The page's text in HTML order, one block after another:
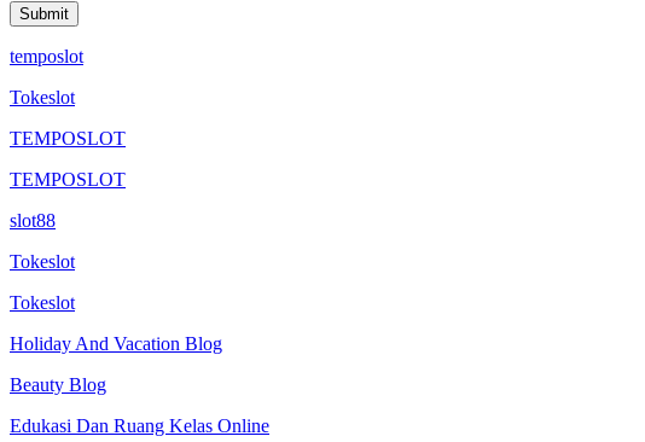
temposlot
Tokeslot
TEMPOSLOT
TEMPOSLOT
slot88
Tokeslot
Tokeslot
Holiday And Vacation Blog
Beauty Blog
Edukasi Dan Ruang Kelas Online